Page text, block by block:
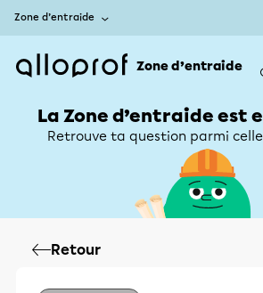
Zone d’entraide
Zone d’entraide
La Zone d’entraide est
Retrouve ta question parmi
Retour